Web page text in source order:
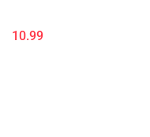
10.99